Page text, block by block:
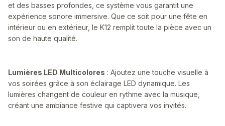
et des basses profondes, ce système vous garantit une
expérience sonore immersive. Que ce soit pour une fête en
intérieur ou en extérieur, le K12 remplit toute la pièce avec un
son de haute qualité.
Lumières LED Multicolores : Ajoutez une touche visuelle à
vos soirées grâce à son éclairage LED dynamique. Les
lumières changent de couleur en rythme avec la musique,
créant une ambiance festive qui captivera vos invités.